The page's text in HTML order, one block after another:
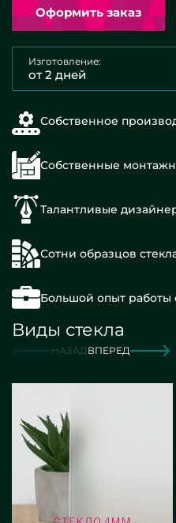
Оформить заказ
Изготовление:
от 2 дней
Собственное
Собственные
Талантливые
Сотни образцов
Большой опыт работы
Виды стекла
НАЗАДВПЕРЕД